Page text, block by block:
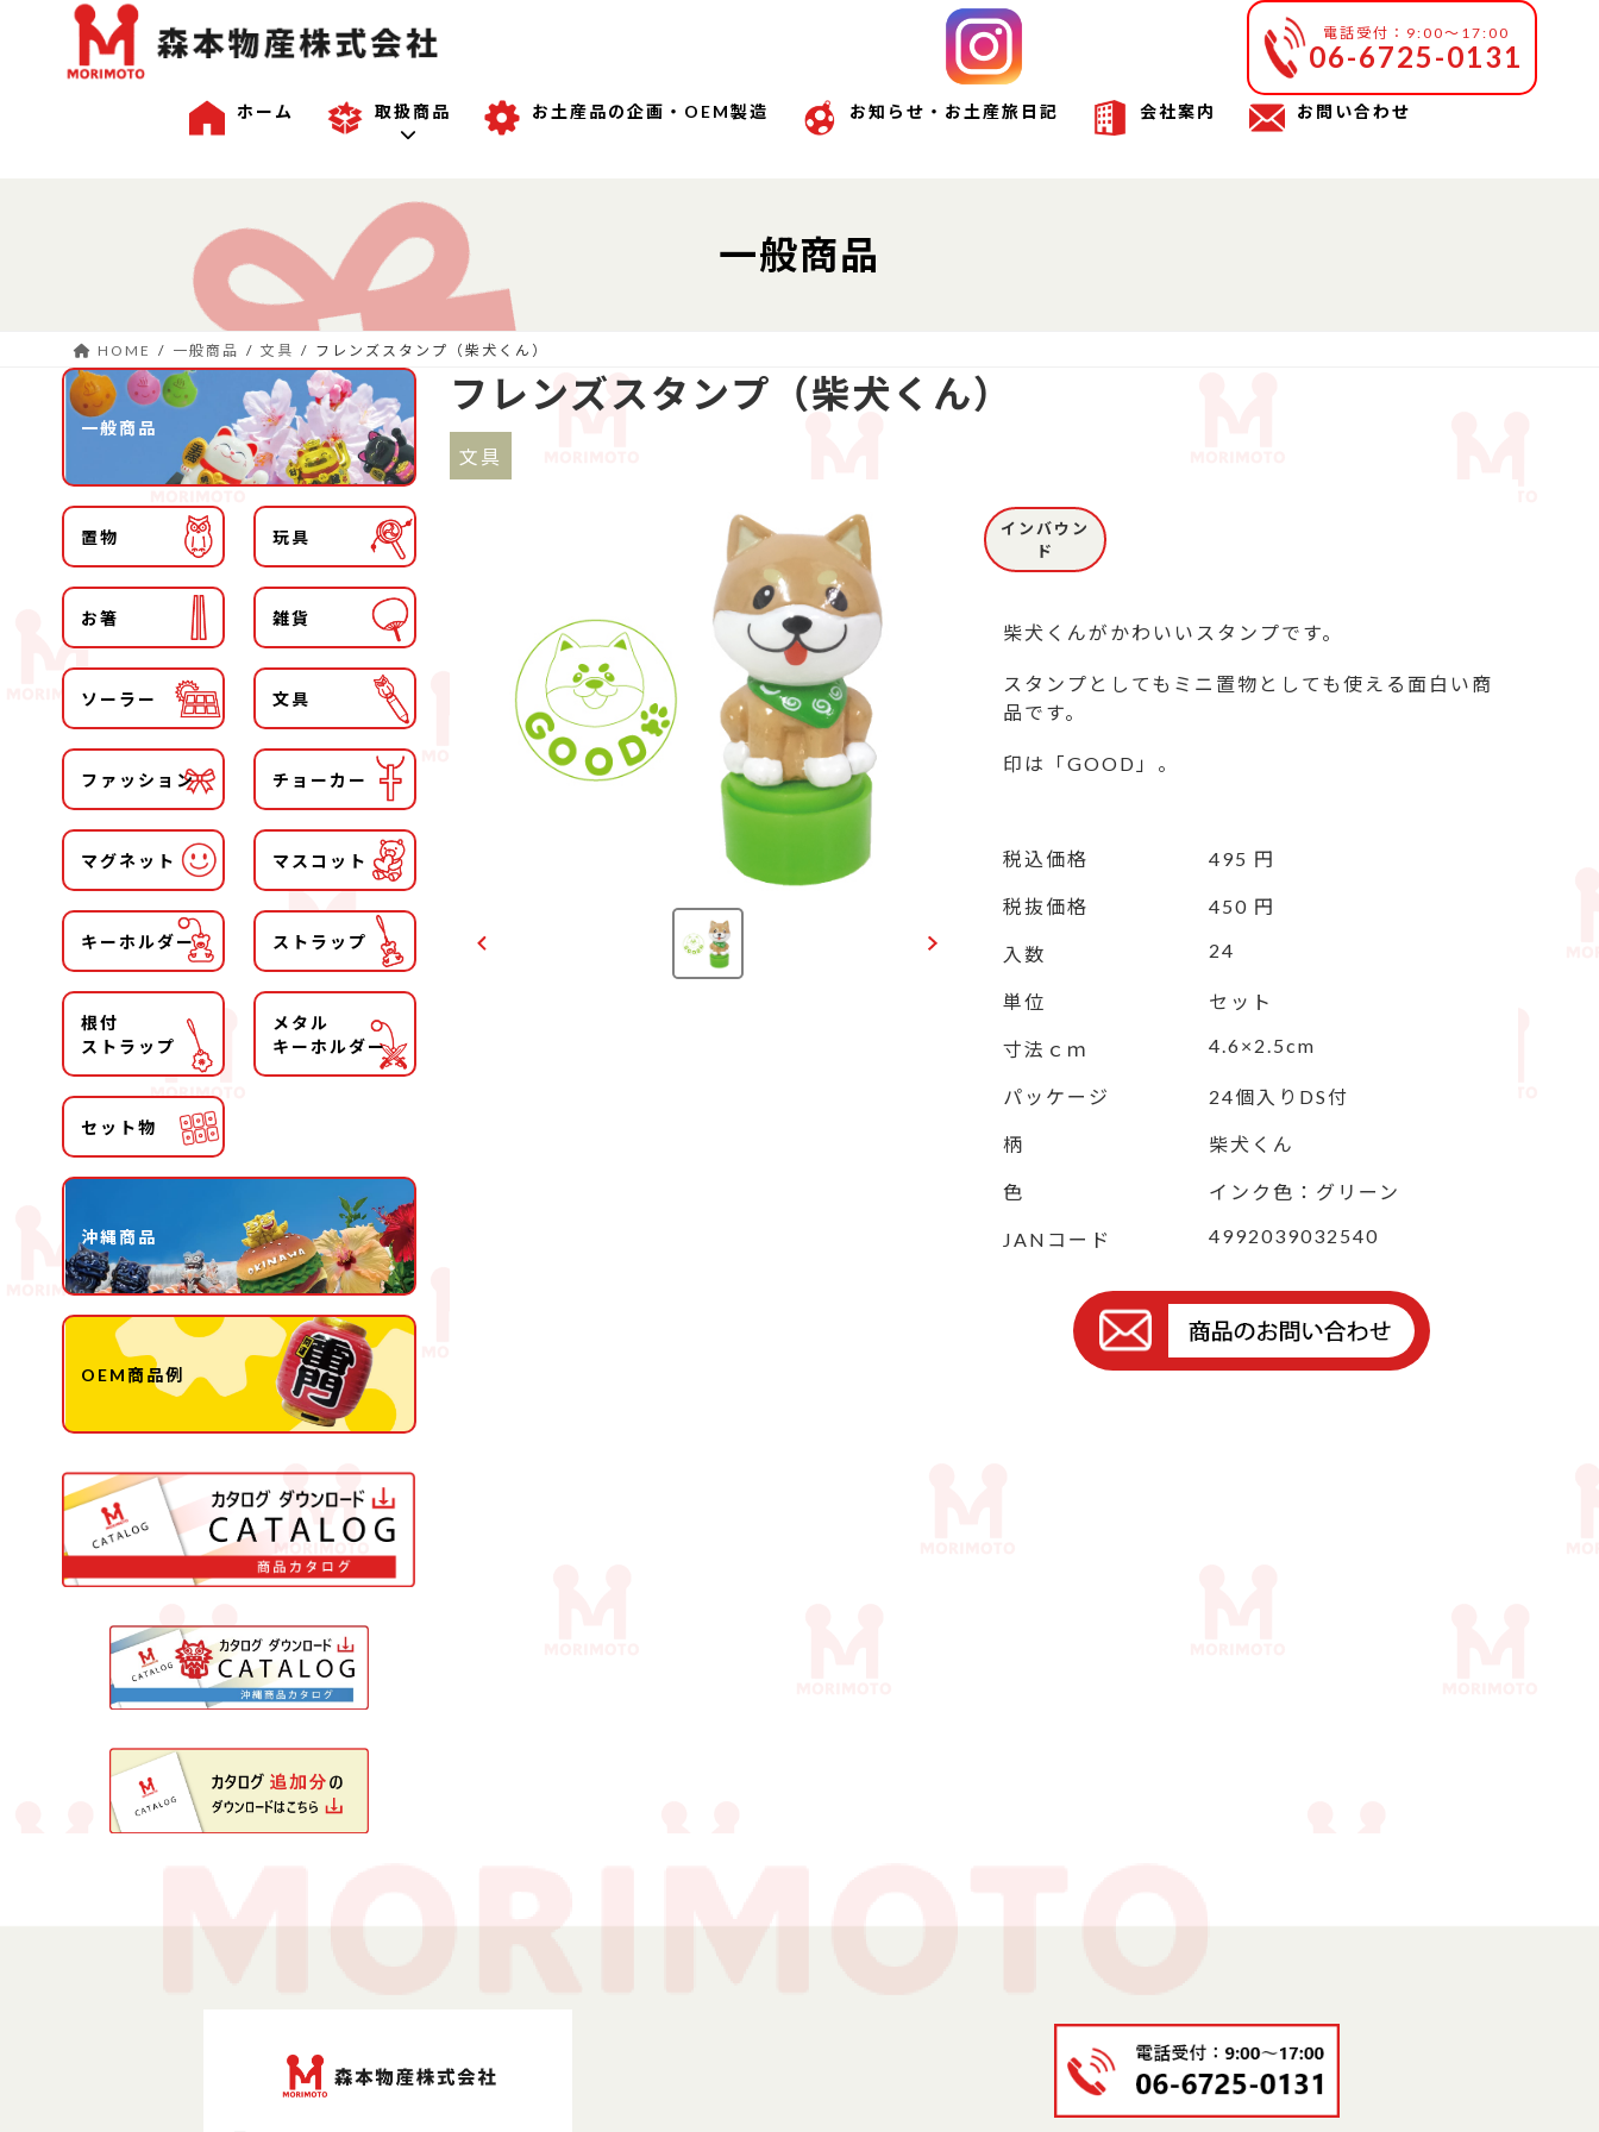
電話受付：9:00～17:00
06-6725-0131
ホーム 取扱商品
一般商品
沖縄商品
OEM商品例
お土産品の企画・OEM製造 お知らせ・お土産旅日記 会社案内 お問い合わせ
一般商品
HOME 一般商品 文具 フレンズスタンプ（柴犬くん）
フレンズスタンプ（柴犬くん）
文具
インバウン
ド
柴犬くんがかわいいスタンプです。
スタンプとしてもミニ置物としても使える面白い商
品です。
印は「GOOD」。
税込価格 495 円
税抜価格 450 円
入数 24
単位 セット
寸法ｃｍ 4.6×2.5cm
パッケージ 24個入りDS付
柄 柴犬くん
色 インク色：グリーン
JANコード 4992039032540
一般商品
置物 玩具
お箸 雑貨
ソーラー 文具
ファッション チョーカー
マグネット マスコット
キーホルダー ストラップ
根付
ストラップ
メタル
キーホルダー
セット物
沖縄商品
OEM商品例